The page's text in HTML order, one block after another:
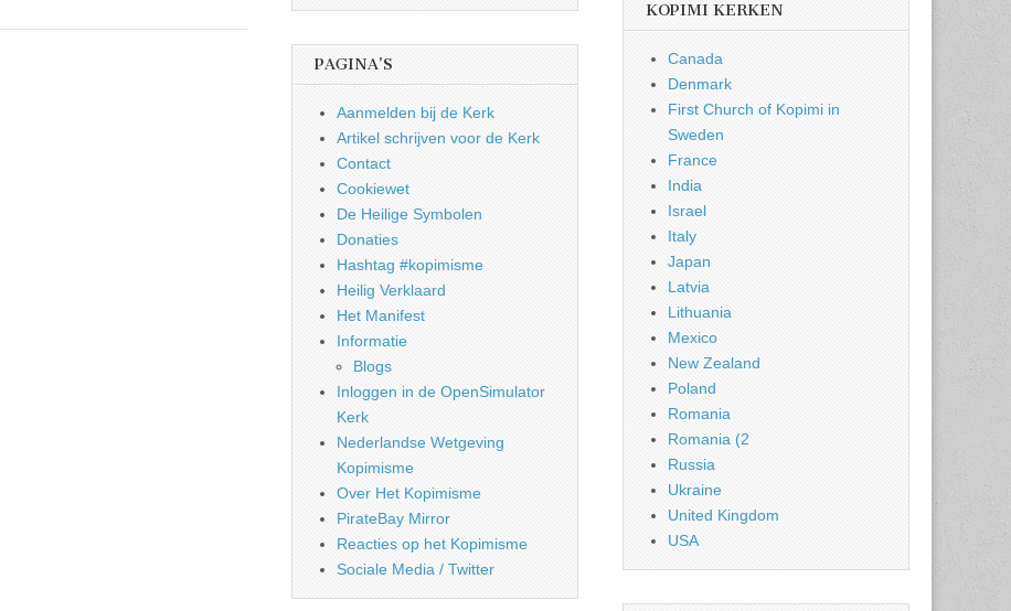
PAGINA’S
Aanmelden bij de Kerk
Artikel schrijven voor de Kerk
Contact
Cookiewet
De Heilige Symbolen
Donaties
Hashtag #kopimisme
Heilig Verklaard
Het Manifest
Informatie
Blogs
Inloggen in de OpenSimulator
Kerk
Nederlandse Wetgeving
Kopimisme
Over Het Kopimisme
PirateBay Mirror
Reacties op het Kopimisme
Sociale Media / Twitter
KOPIMI KERKEN
Canada
Denmark
First Church of Kopimi in
Sweden
France
India
Israel
Italy
Japan
Latvia
Lithuania
Mexico
New Zealand
Poland
Romania
Romania (2
Russia
Ukraine
United Kingdom
USA